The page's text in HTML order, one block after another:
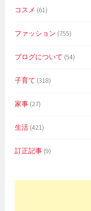
コスメ (61)
ファッション (755)
ブログについて (54)
子育て (318)
家事 (27)
生活 (421)
訂正記事 (9)